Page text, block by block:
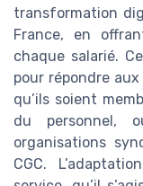
transformation
France, en
chaque salarié.
pour répondre
qu’ils soient
du personnel,
organisations
CGC.